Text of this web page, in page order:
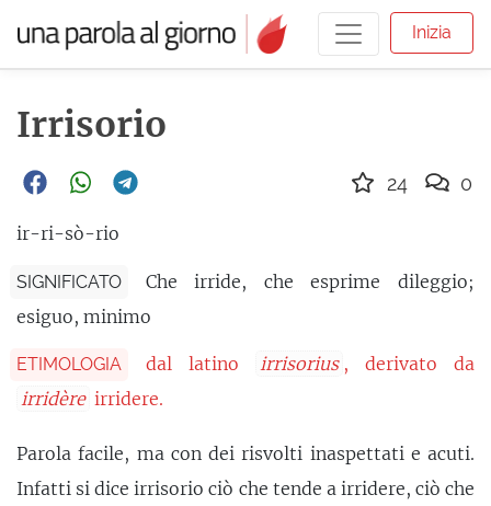
Inizia
Irrisorio
ir-ri-sò-rio
SIGNIFICATO
Che irride, che esprime dileggio;
esiguo, minimo
ETIMOLOGIA dal latino irrisorius , derivato da
irridère irridere.
Parola facile, ma con dei risvolti inaspettati e acuti.
Infatti si dice irrisorio ciò che tende a irridere, ciò che
24 0